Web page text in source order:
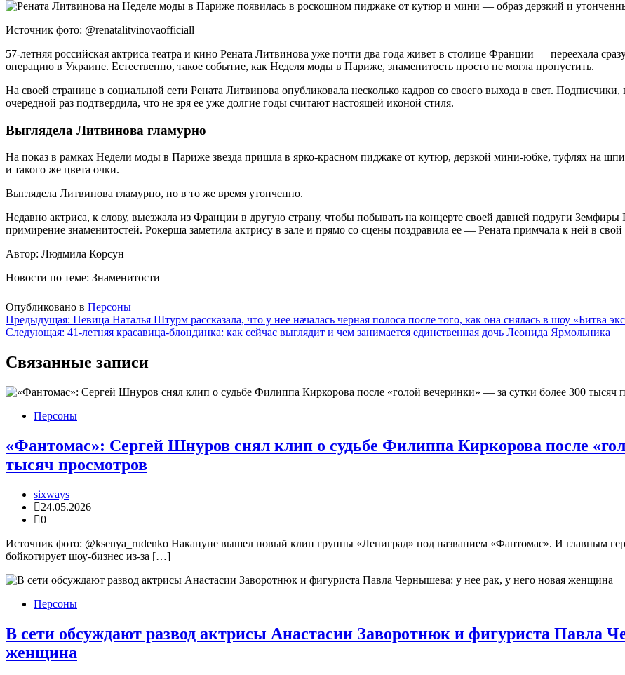
Источник фото: @renatalitvinovaofficiall
57-летняя российская актриса театра и кино Рената Литвинова уже почти два года живет в столице Франции — переехала
операцию в Украине. Естественно, такое событие, как Неделя моды в Париже, знаменитость просто не могла пропустить.
На своей странице в социальной сети Рената Литвинова опубликовала несколько кадров со своего выхода в свет.
очередной раз подтвердила, что не зря ее уже долгие годы считают настоящей иконой стиля.
Выглядела Литвинова гламурно
На показ в рамках Недели моды в Париже звезда пришла в ярко-красном пиджаке от кутюр, дерзкой мини-юбке, туфлях на
и такого же цвета очки.
Выглядела Литвинова гламурно, но в то же время утонченно.
Недавно актриса, к слову, выезжала из Франции в другую страну, чтобы побывать на концерте своей давней подруги
примирение знаменитостей. Рокерша заметила актрису в зале и прямо со сцены поздравила ее — Рената примчала к ней в
Автор: Людмила Корсун
Новости по теме: Знаменитости
Опубликовано в Персоны
Навигация
по
записям
Предыдущая: Певица Наталья Штурм рассказала, что у нее началась черная полоса после того, как она снялась в шоу «Битва
Следующая: 41-летняя красавица-блондинка: как сейчас выглядит и чем занимается единственная дочь Леонида Ярмольника
Связанные записи
Персоны
«Фантомас»: Сергей Шнуров снял клип о судьбе Филиппа Киркорова после
тысяч просмотров
sixways
24.05.2026
0
Источник фото: @ksenya_rudenko Накануне вышел новый клип группы «Лениград» под названием «Фантомас». И главным
бойкотирует шоу-бизнес из-за […]
Персоны
В сети обсуждают развод актрисы Анастасии Заворотнюк и фигуриста Павла
женщина